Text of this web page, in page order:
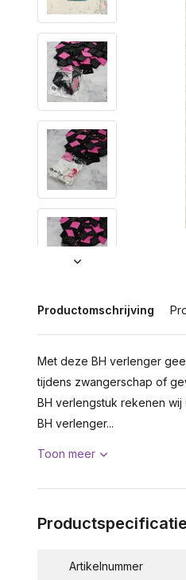
Productomschrijving
Met deze BH verlenger
tijdens zwangerschap of
BH verlengstuk rekenen
BH verlenger...
Toon meer
Artikelnummer